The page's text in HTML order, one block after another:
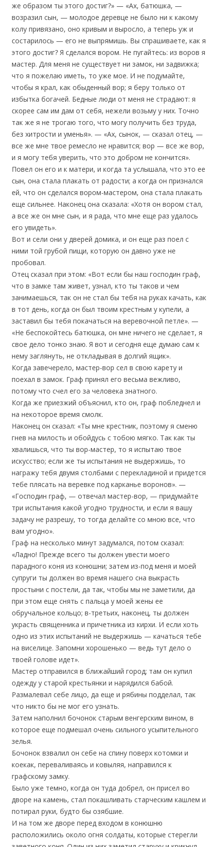
же образом ты этого достиг?» — «Ах, батюшка, —
возразил сын, — молодое деревце не было ни к какому
колу привязано, оно кривым и выросло, а теперь уж и
состарилось — его не выпрямишь. Вы спрашиваете, как я
этого достиг? Я сделался вором. Не пугайтесь: из воров я
мастер. Для меня не существует ни замок, ни задвижка;
что я пожелаю иметь, то уже мое. И не подумайте,
чтобы я крал, как обыденный вор; я беру только от
избытка богачей. Бедные люди от меня не страдают: я
скорее сам им дам от себя, нежели возьму у них. Точно
так же я не трогаю того, что могу получить без труда,
без хитрости и уменья». — «Ах, сынок, — сказал отец, —
все же мне твое ремесло не нравится; вор — все же вор,
и я могу тебя уверить, что это добром не кончится».
Повел он его и к матери, и когда та услышала, что это ее
сын, она стала плакать от радости; а когда он признался
ей, что он сделался вором-мастером, она стала плакать
еще сильнее. Наконец она сказала: «Хотя он вором стал,
а все же он мне сын, и я рада, что мне еще раз удалось
его увидеть».
Вот и сели они у дверей домика, и он еще раз поел с
ними той грубой пищи, которую он давно уже не
пробовал.
Отец сказал при этом: «Вот если бы наш господин граф,
что в замке там живет, узнал, кто ты таков и чем
занимаешься, так он не стал бы тебя на руках качать, как
в тот день, когда он был твоим крестным у купели, а
заставил бы тебя покачаться на веревочной петле». —
«Не беспокойтесь батюшка, он мне ничего не сделает, я
свое дело тонко знаю. Я вот и сегодня еще думаю сам к
нему заглянуть, не откладывая в долгий ящик».
Когда завечерело, мастер-вор сел в свою карету и
поехал в замок. Граф принял его весьма вежливо,
потому что счел его за человека знатного.
Когда же приезжий объяснил, кто он, граф побледнел и
на некоторое время смолк.
Наконец он сказал: «Ты мне крестник, поэтому я сменю
гнев на милость и обойдусь с тобою мягко. Так как ты
хвалишься, что ты вор-мастер, то я испытаю твое
искусство; если же ты испытания не выдержишь, то
награжу тебя двумя столбами с перекладиной и придется
тебе плясать на веревке под карканье воронов». —
«Господин граф, — отвечал мастер-вор, — придумайте
три испытания какой угодно трудности, и если я вашу
задачу не разрешу, то тогда делайте со мною все, что
вам угодно».
Граф на несколько минут задумался, потом сказал:
«Ладно! Прежде всего ты должен увести моего
парадного коня из конюшни; затем из-под меня и моей
супруги ты должен во время нашего сна выкрасть
простыни с постели, да так, чтобы мы не заметили, да
при этом еще снять с пальца у моей жены ее
обручальное кольцо; в-третьих, наконец, ты должен
украсть священника и причетника из кирхи. И если хоть
одно из этих испытаний не выдержишь — качаться тебе
на виселице. Запомни хорошенько — ведь тут дело о
твоей голове идет».
Мастер отправился в ближайший город; там он купил
одежду у старой крестьянки и нарядился бабой.
Размалевал себе лицо, да еще и рябины подделал, так
что никто бы не мог его узнать.
Затем наполнил бочонок старым венгерским вином, в
которое еще подмешал очень сильного усыпительного
зелья.
Бочонок взвалил он себе на спину поверх котомки и
коекак, переваливаясь и ковыляя, направился к
графскому замку.
Было уже темно, когда он туда добрел, он присел во
дворе на камень, стал покашливать старческим кашлем и
потирал руки, будто бы озябшие.
И на том же дворе перед входом в конюшню
расположились около огня солдаты, которые стерегли